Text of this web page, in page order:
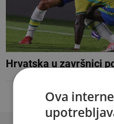
Hrvatska u završnici
Ova